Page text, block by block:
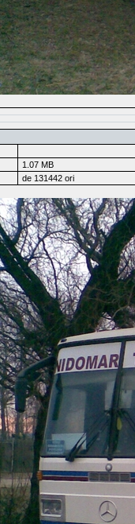
1.07 MB
de 131442 ori